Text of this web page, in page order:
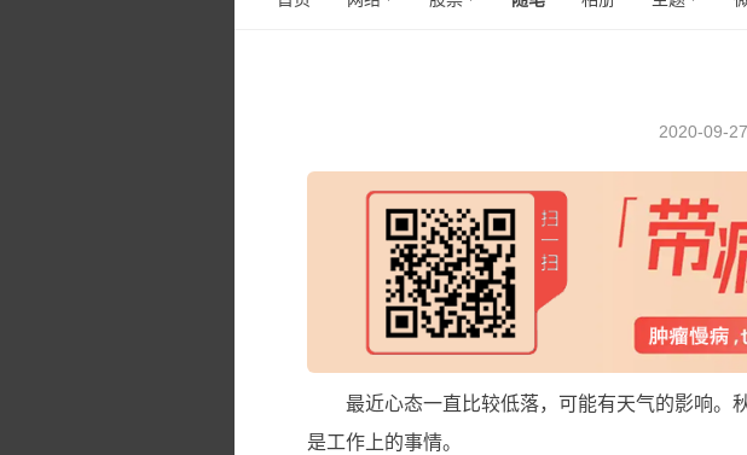
2020-09-27
最近心态一直比较低落，可能有天气的影响。
是工作上的事情。